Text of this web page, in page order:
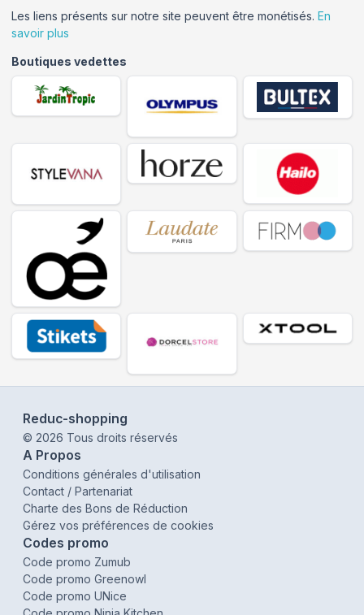
Les liens présents sur notre site peuvent être monétisés. En
savoir plus
Boutiques vedettes
Reduc-shopping
© 2026 Tous droits réservés
A Propos
Conditions générales d'utilisation
Contact / Partenariat
Charte des Bons de Réduction
Gérez vos préférences de cookies
Codes promo
Code promo Zumub
Code promo Greenowl
Code promo UNice